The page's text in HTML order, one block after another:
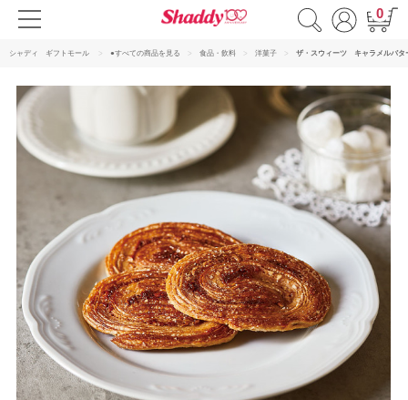
0
シャディ ギフトモール ●すべての商品を見る 食品・飲料 洋菓子 ザ・スウィーツ キャラメルバタ